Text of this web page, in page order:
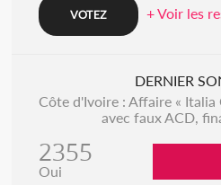
+ Voir les
DERNIER
Côte d'Ivoire : Affaire «
avec faux ACD,
2355
Oui